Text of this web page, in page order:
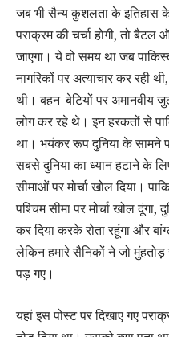
जब भी सैन्य कुशलता के इतिहास
पराक्रम की चर्चा होगी, तो
जाएगा। ये वो समय था जब
नागरिकों पर अत्याचार कर रही
थी। बहन-बेटियों पर अमानवीय
लोग कर रहे थे। इन हरकतों से
था। भयंकर रूप दुनिया के सामने
सबसे दुनिया का ध्यान हटाने के
सीमाओं पर मोर्चा खोल दिया।
पश्‍चिम सीमा पर मोर्चा खोल दूंगा,
कर दिया करके रोता रहूंगा और
लेकिन हमारे सैनिकों ने जो
पड़ गए।
यहां इस पोस्ट पर दिखाए गए